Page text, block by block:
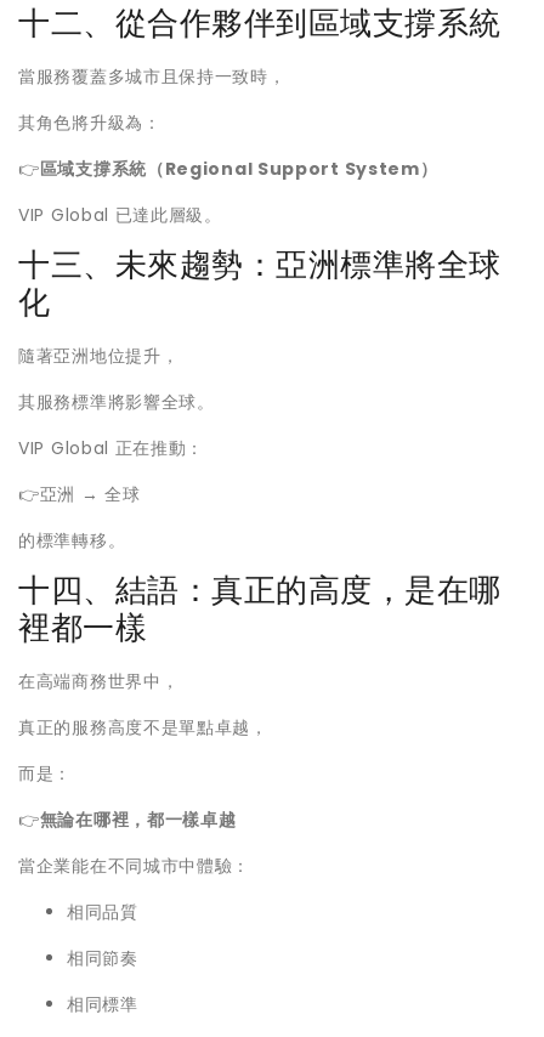
十二、從合作夥伴到區域支撐系統
當服務覆蓋多城市且保持一致時，
其角色將升級為：
👉區域支撐系統（Regional Support System）
VIP Global 已達此層級。
十三、未來趨勢：亞洲標準將全球
化
隨著亞洲地位提升，
其服務標準將影響全球。
VIP Global 正在推動：
👉亞洲 → 全球
的標準轉移。
十四、結語：真正的高度，是在哪
裡都一樣
在高端商務世界中，
真正的服務高度不是單點卓越，
而是：
👉無論在哪裡，都一樣卓越
當企業能在不同城市中體驗：
相同品質
相同節奏
相同標準